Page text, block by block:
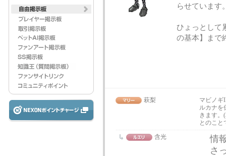
らせています
ひょっとして
の基本】まで
萩梨
マビノギ
ルカナを
きます。
とのこと
含光
情
さ